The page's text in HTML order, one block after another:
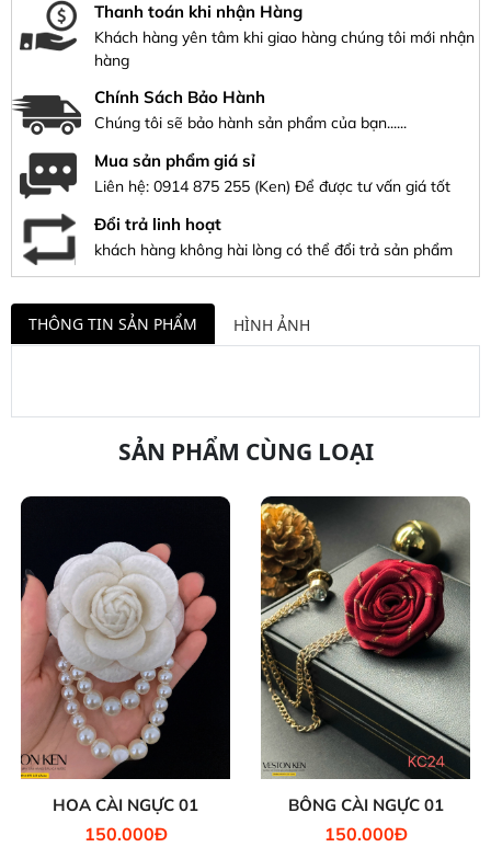
Thanh toán khi nhận Hàng
Khách hàng yên tâm khi giao hàng chúng tôi mới nhận
hàng
Chính Sách Bảo Hành
Chúng tôi sẽ bảo hành sản phẩm của bạn......
Mua sản phẩm giá sỉ
Liên hệ: 0914 875 255 (Ken) Để được tư vấn giá tốt
Đổi trả linh hoạt
khách hàng không hài lòng có thể đổi trả sản phẩm
THÔNG TIN SẢN PHẨM HÌNH ẢNH
SẢN PHẨM CÙNG LOẠI
HOA CÀI NGỰC 01
150.000Đ
BÔNG CÀI NGỰC 01
150.000Đ